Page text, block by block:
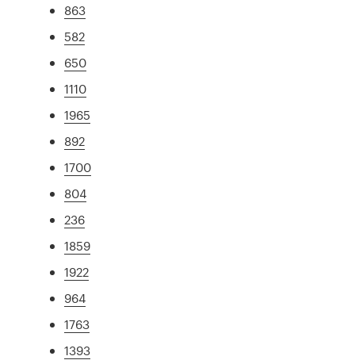
863
582
650
1110
1965
892
1700
804
236
1859
1922
964
1763
1393